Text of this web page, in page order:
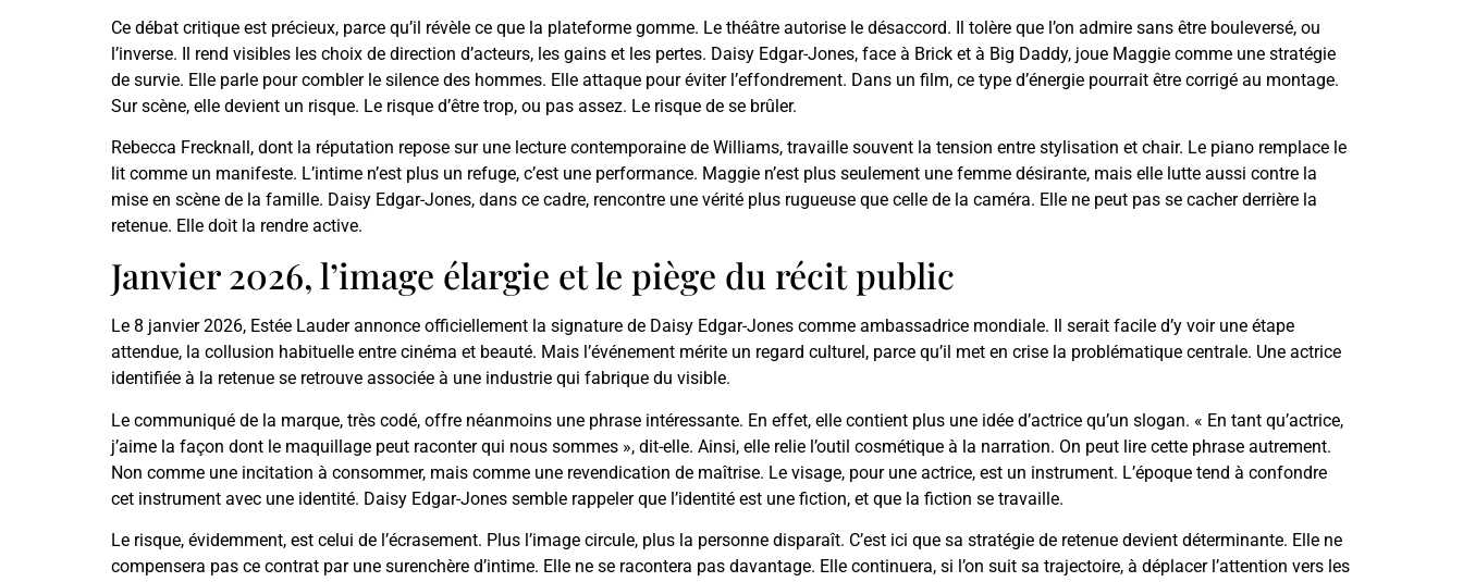
Ce débat critique est précieux, parce qu’il révèle ce que la plateforme gomme. Le théâtre autorise le désaccord. Il tolère que l’on admire sans être bouleversé, ou
l’inverse. Il rend visibles les choix de direction d’acteurs, les gains et les pertes. Daisy Edgar-Jones, face à Brick et à Big Daddy, joue Maggie comme une stratégie
de survie. Elle parle pour combler le silence des hommes. Elle attaque pour éviter l’effondrement. Dans un film, ce type d’énergie pourrait être corrigé au montage.
Sur scène, elle devient un risque. Le risque d’être trop, ou pas assez. Le risque de se brûler.
Rebecca Frecknall, dont la réputation repose sur une lecture contemporaine de Williams, travaille souvent la tension entre stylisation et chair. Le piano remplace le
lit comme un manifeste. L’intime n’est plus un refuge, c’est une performance. Maggie n’est plus seulement une femme désirante, mais elle lutte aussi contre la
mise en scène de la famille. Daisy Edgar-Jones, dans ce cadre, rencontre une vérité plus rugueuse que celle de la caméra. Elle ne peut pas se cacher derrière la
retenue. Elle doit la rendre active.
Janvier 2026, l’image élargie et le piège du récit public
Le 8 janvier 2026, Estée Lauder annonce officiellement la signature de Daisy Edgar-Jones comme ambassadrice mondiale. Il serait facile d’y voir une étape
attendue, la collusion habituelle entre cinéma et beauté. Mais l’événement mérite un regard culturel, parce qu’il met en crise la problématique centrale. Une actrice
identifiée à la retenue se retrouve associée à une industrie qui fabrique du visible.
Le communiqué de la marque, très codé, offre néanmoins une phrase intéressante. En effet, elle contient plus une idée d’actrice qu’un slogan. « En tant qu’actrice,
j’aime la façon dont le maquillage peut raconter qui nous sommes », dit-elle. Ainsi, elle relie l’outil cosmétique à la narration. On peut lire cette phrase autrement.
Non comme une incitation à consommer, mais comme une revendication de maîtrise. Le visage, pour une actrice, est un instrument. L’époque tend à confondre
cet instrument avec une identité. Daisy Edgar-Jones semble rappeler que l’identité est une fiction, et que la fiction se travaille.
Le risque, évidemment, est celui de l’écrasement. Plus l’image circule, plus la personne disparaît. C’est ici que sa stratégie de retenue devient déterminante. Elle ne
compensera pas ce contrat par une surenchère d’intime. Elle ne se racontera pas davantage. Elle continuera, si l’on suit sa trajectoire, à déplacer l’attention vers les